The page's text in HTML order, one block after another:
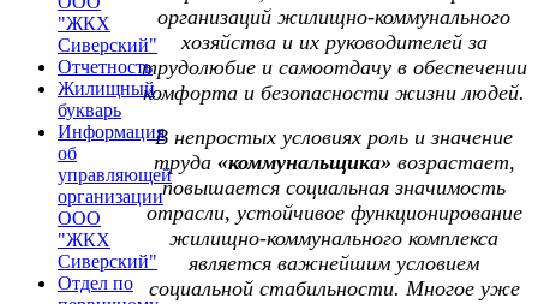
организаций жилищно-коммунального
хозяйства и их руководителей за
трудолюбие и самоотдачу в обеспечении
комфорта и безопасности жизни людей.
В непростых условиях роль и значение
труда «коммунальщика» возрастает,
повышается социальная значимость
отрасли, устойчивое функционирование
жилищно-коммунального комплекса
является важнейшим условием
социальной стабильности. Многое уже
"ЖКХ
Сиверский"
Отчетность
Жилищный
букварь
Информация
об
управляющей
организации
ООО
"ЖКХ
Сиверский"
Отдел по